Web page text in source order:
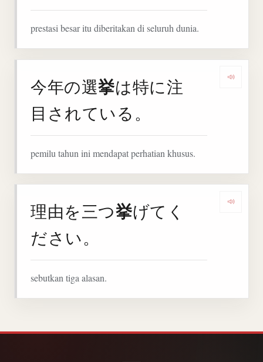
prestasi besar itu diberitakan di seluruh dunia.
今年の選挙は特に注
目されている。
pemilu tahun ini mendapat perhatian khusus.
理由を三つ挙げてく
ださい。
sebutkan tiga alasan.